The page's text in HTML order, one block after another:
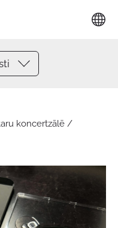
koncertzālē /